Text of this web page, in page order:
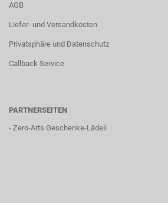
AGB
Liefer- und Versandkosten
Privatsphäre und Datenschutz
Callback Service
PARTNERSEITEN
- Zero-Arts Geschenke-Lädeli